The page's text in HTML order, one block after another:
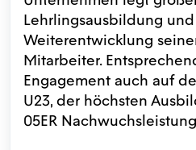
Lehrlingsausbildung
Weiterentwicklung
Mitarbeiter.
Engagement auch auf
U23, der höchsten
05ER